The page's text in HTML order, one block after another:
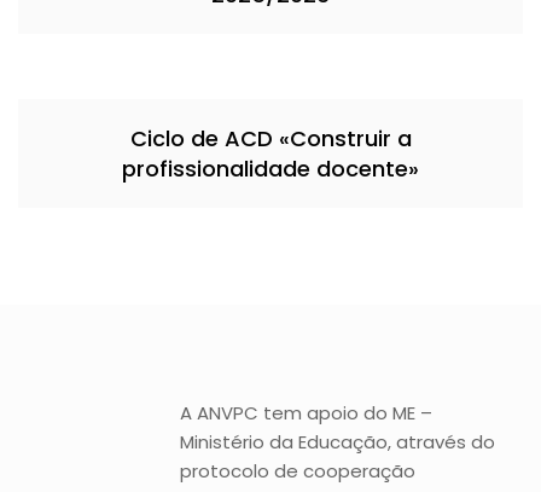
Ciclo de ACD «Construir a
profissionalidade docente»
A ANVPC tem apoio do ME –
Ministério da Educação, através do
protocolo de cooperação